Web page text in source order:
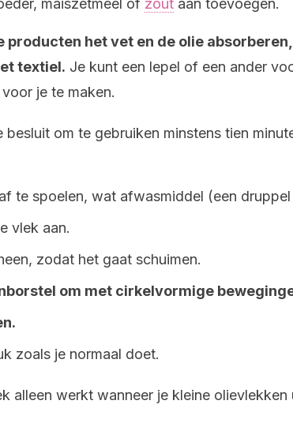
maiszetmeel of zout aan toevoegen.
producten het vet en de olie
textiel. Je kunt een lepel of een ander
je te maken.
om te gebruiken minstens tien
te spoelen, wat afwasmiddel (een druppel
vlek aan.
zodat het gaat schuimen.
om met cirkelvormige
zoals je normaal doet.
alleen werkt wanneer je kleine olievlekken